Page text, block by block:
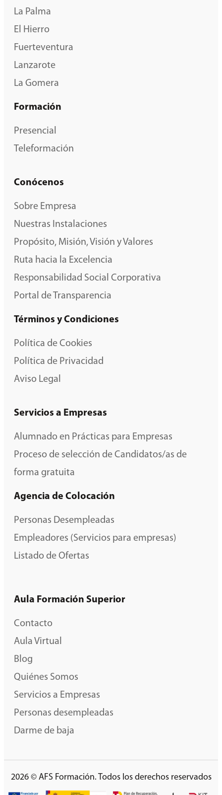
La Palma
El Hierro
Fuerteventura
Lanzarote
La Gomera
Formación
Presencial
Teleformación
Conócenos
Sobre Empresa
Nuestras Instalaciones
Propósito, Misión, Visión y Valores
Ruta hacia la Excelencia
Responsabilidad Social Corporativa
Portal de Transparencia
Términos y Condiciones
Política de Cookies
Política de Privacidad
Aviso Legal
Servicios a Empresas
Alumnado en Prácticas para Empresas
Proceso de selección de Candidatos/as de
forma gratuita
Agencia de Colocación
Personas Desempleadas
Empleadores (Servicios para empresas)
Listado de Ofertas
Aula Formación Superior
Contacto
Aula Virtual
Blog
Quiénes Somos
Servicios a Empresas
Personas desempleadas
Darme de baja
2026 © AFS Formación. Todos los derechos reservados